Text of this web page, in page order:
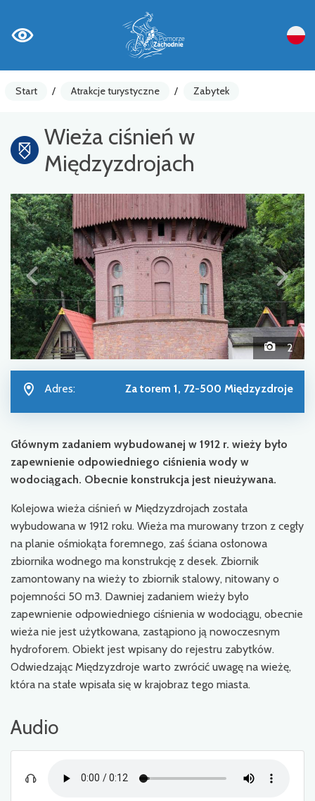
Start / Atrakcje turystyczne / Zabytek
Wieża ciśnień w
Międzyzdrojach
2
Adres: Za torem 1, 72-500 Międzyzdroje
Głównym zadaniem wybudowanej w 1912 r. wieży było
zapewnienie odpowiedniego ciśnienia wody w
wodociągach. Obecnie konstrukcja jest nieużywana.
Kolejowa wieża ciśnień w Międzyzdrojach została
wybudowana w 1912 roku. Wieża ma murowany trzon z cegły
na planie ośmiokąta foremnego, zaś ściana osłonowa
zbiornika wodnego ma konstrukcję z desek. Zbiornik
zamontowany na wieży to zbiornik stalowy, nitowany o
pojemności 50 m3. Dawniej zadaniem wieży było
zapewnienie odpowiedniego ciśnienia w wodociągu, obecnie
wieża nie jest użytkowana, zastąpiono ją nowoczesnym
hydroforem. Obiekt jest wpisany do rejestru zabytków.
Odwiedzając Międzyzdroje warto zwrócić uwagę na wieżę,
która na stałe wpisała się w krajobraz tego miasta.
Audio